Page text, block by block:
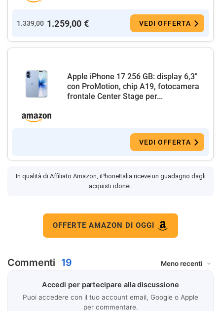
1.339,00 1.259,00 € VEDI OFFERTA
Apple iPhone 17 256 GB: display 6,3"
con ProMotion, chip A19, fotocamera
frontale Center Stage per...
VEDI OFFERTA
In qualità di Affiliato Amazon, iPhoneItalia riceve un guadagno dagli
acquisti idonei.
OFFERTE AMAZON DI OGGI
Commenti 19
Accedi per partecipare alla discussione
Puoi accedere con il tuo account email, Google o Apple
per commentare.